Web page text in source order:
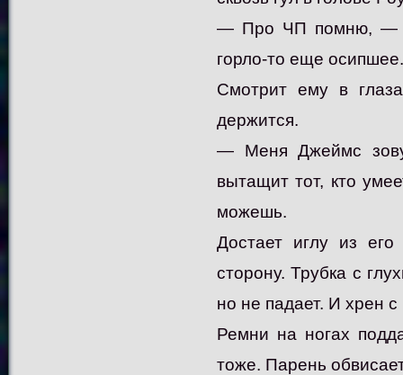
— Про ЧП помню, —
горло-то еще
Смотрит ему в
держится.
— Меня Джеймс
вытащит тот, кто
можешь.
Достает иглу из
сторону. Трубка с
но не падает. И хрен с
Ремни на ногах
тоже. Парень